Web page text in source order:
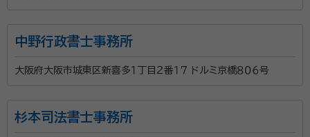
中野行政書士事務所
大阪府大阪市城東区新喜多１丁目２番１７ ドルミ京橋８０６号
杉本司法書士事務所